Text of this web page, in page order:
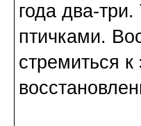
года два-
птичками.
стремиться